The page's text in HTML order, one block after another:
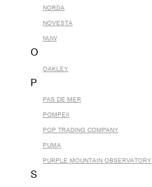
NORDA
NOVESTA
NUW
O
OAKLEY
P
PAS DE MER
POMPEII
POP TRADING COMPANY
PUMA
PURPLE MOUNTAIN OBSERVATORY
S